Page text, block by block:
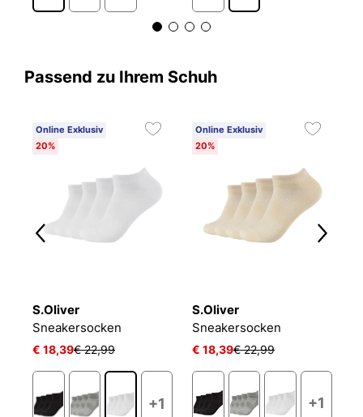
Passend zu Ihrem Schuh
Online Exklusiv
20%
S.Oliver
Sneakersocken
€ 18,39€ 22,99
+1
Online Exklusiv
20%
S.Oliver
Sneakersocken
€ 18,39€ 22,99
+1